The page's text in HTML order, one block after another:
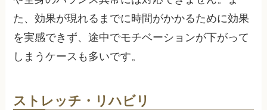
た、効果が現れるまでに時間がかかるために効果
を実感できず、途中でモチベーションが下がって
しまうケースも多いです。
ストレッチ・リハビリ